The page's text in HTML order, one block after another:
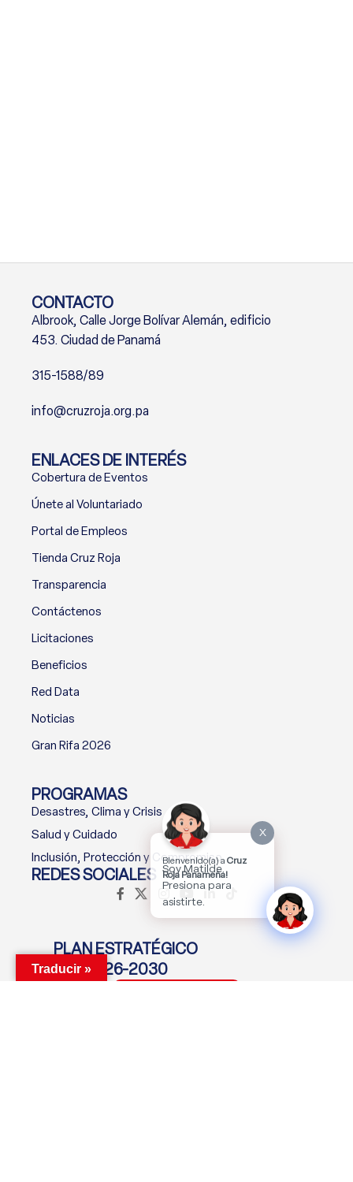
CONTACTO
Albrook, Calle Jorge Bolívar Alemán, edificio
453. Ciudad de Panamá
315-1588/89
info@cruzroja.org.pa
ENLACES DE INTERÉS
Cobertura de Eventos
Únete al Voluntariado
Portal de Empleos
Tienda Cruz Roja
Transparencia
Contáctenos
Licitaciones
Beneficios
Red Data
Noticias
Gran Rifa 2026
PROGRAMAS
Desastres, Clima y Crisis
Salud y Cuidado
Inclusión, Protección y Compromiso
REDES SOCIALES
PLAN ESTRATÉGICO
2026-2030
Traducir »
X
Bienvenido(a) a Cruz
Roja Panameña!
Soy Matilde.
Presiona para
asistirte.